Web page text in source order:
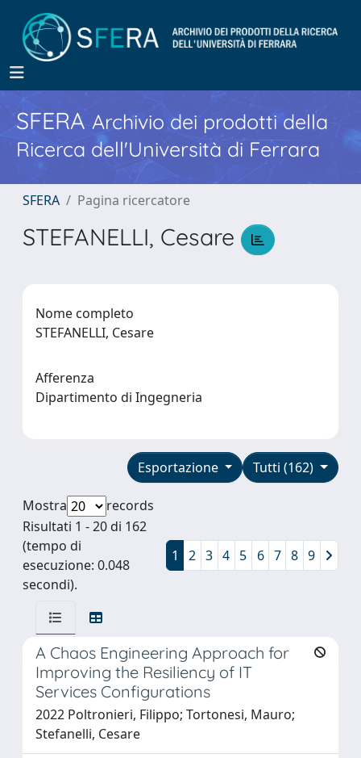
SFERA Archivio dei prodotti della
Ricerca dell'Università di Ferrara
SFERA Pagina ricercatore
STEFANELLI, Cesare
Nome completo
STEFANELLI, Cesare
Afferenza
Dipartimento di Ingegneria
Tutti (162)
Esportazione
Mostra
records
Risultati 1 - 20 di 162
(tempo di
esecuzione: 0.048
secondi).
1 2 3 4 5 6 7 8 9
A Chaos Engineering Approach for
Improving the Resiliency of IT
Services Configurations
2022 Poltronieri, Filippo; Tortonesi, Mauro;
Stefanelli, Cesare